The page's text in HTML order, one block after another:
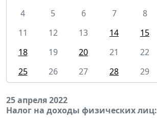
4
5 6 7 8
11
12 13 14 15
18
19 20 21 22
25
26 27 28 29
25 апреля 2022
Налог на доходы физических лиц: